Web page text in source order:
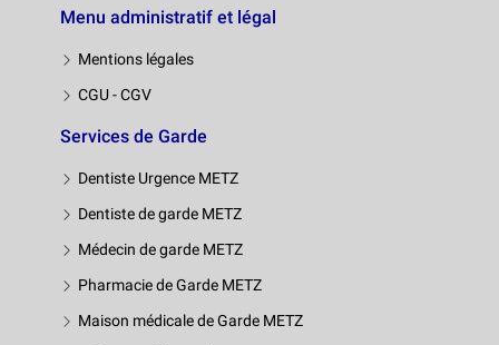
Menu administratif et légal
Mentions légales
CGU - CGV
Services de Garde
Dentiste Urgence METZ
Dentiste de garde METZ
Médecin de garde METZ
Pharmacie de Garde METZ
Maison médicale de Garde METZ